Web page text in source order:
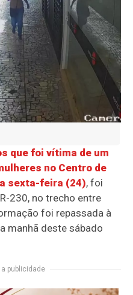
que foi vítima de um
no Centro de
sexta-feira (24), foi
230, no trecho entre
foi repassada à
manhã deste sábado
publicidade